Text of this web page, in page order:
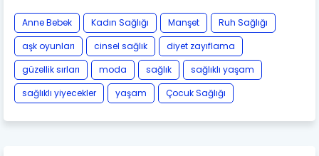
Anne Bebek Kadın Sağlığı Manşet
Ruh Sağlığı
aşk oyunları
cinsel sağlık
diyet zayıflama
güzellik sırları
moda sağlık
sağlıklı yaşam
sağlıklı yiyecekler
yaşam Çocuk Sağlığı